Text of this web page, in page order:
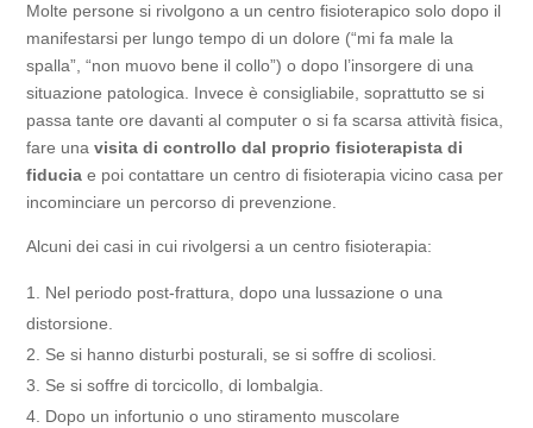
Molte persone si rivolgono a un centro fisioterapico solo dopo il
manifestarsi per lungo tempo di un dolore (“mi fa male la
spalla”, “non muovo bene il collo”) o dopo l’insorgere di una
situazione patologica. Invece è consigliabile, soprattutto se si
passa tante ore davanti al computer o si fa scarsa attività fisica,
fare unavisita di controllo dal proprio fisioterapista di
fiducia e poi contattare un centro di fisioterapia vicino casa per
incominciare un percorso di prevenzione.
Alcuni dei casi in cui rivolgersi a un centro fisioterapia:
Nel periodo post-frattura, dopo una lussazione o una
distorsione.
Se si hanno disturbi posturali, se si soffre di scoliosi.
Se si soffre di torcicollo, di lombalgia.
Dopo un infortunio o uno stiramento muscolare